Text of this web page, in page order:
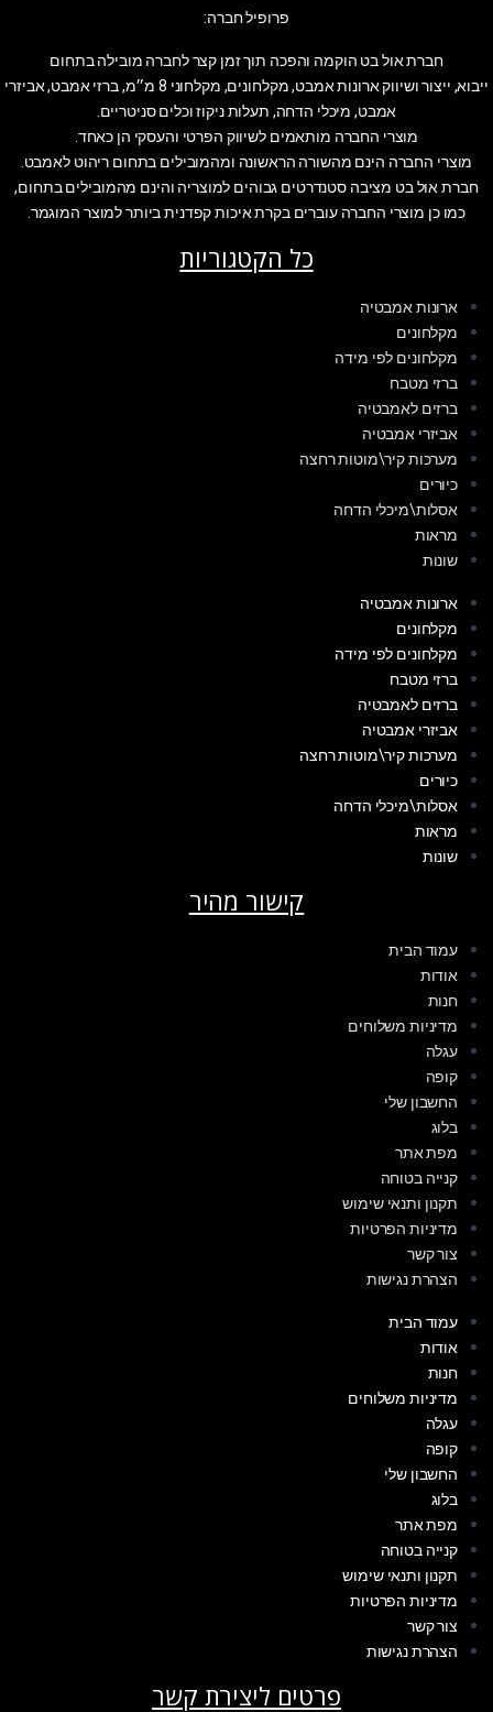
פרופיל חברה:
חברת אול בט הוקמה והפכה תוך זמן קצר לחברה מובילה בתחום
ייבוא, ייצור ושיווק ארונות אמבט, מקלחונים, מקלחוני 8 מ״מ, ברזי אמבט, אביזרי
אמבט, מיכלי הדחה, תעלות ניקוז וכלים סניטריים.
מוצרי החברה מותאמים לשיווק הפרטי והעסקי הן כאחד.
מוצרי החברה הינם מהשורה הראשונה ומהמובילים בתחום ריהוט לאמבט.
חברת אול בט מציבה סטנדרטים גבוהים למוצריה והינם מהמובילים בתחום,
כמו כן מוצרי החברה עוברים בקרת איכות קפדנית ביותר למוצר המוגמר.
כל הקטגוריות
ארונות אמבטיה
מקלחונים
מקלחונים לפי מידה
ברזי מטבח
ברזים לאמבטיה
אביזרי אמבטיה
מערכות קיר\מוטות רחצה
כיורים
אסלות\מיכלי הדחה
מראות
שונות
ארונות אמבטיה
מקלחונים
מקלחונים לפי מידה
ברזי מטבח
ברזים לאמבטיה
אביזרי אמבטיה
מערכות קיר\מוטות רחצה
כיורים
אסלות\מיכלי הדחה
מראות
שונות
קישור מהיר
עמוד הבית
אודות
חנות
מדיניות משלוחים
עגלה
קופה
החשבון שלי
בלוג
מפת אתר
קנייה בטוחה
תקנון ותנאי שימוש
מדיניות הפרטיות
צור קשר
הצהרת נגישות
עמוד הבית
אודות
חנות
מדיניות משלוחים
עגלה
קופה
החשבון שלי
בלוג
מפת אתר
קנייה בטוחה
תקנון ותנאי שימוש
מדיניות הפרטיות
צור קשר
הצהרת נגישות
פרטים ליצירת קשר